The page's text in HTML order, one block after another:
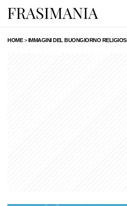
HOME>IMMAGINI DEL BUONGIORNO